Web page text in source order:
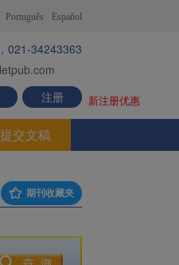
Português Español
021-34243363
注册 新注册优惠
提交文稿
期刊收藏夹